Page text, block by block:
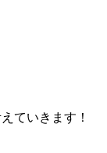
ていきます！